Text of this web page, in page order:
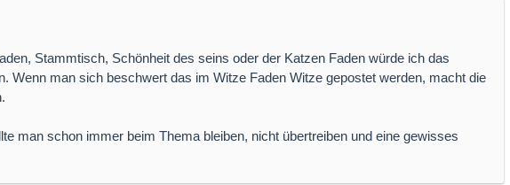
Stammtisch, Schönheit des seins oder der Katzen Faden würde ich das
Wenn man sich beschwert das im Witze Faden Witze gepostet werden, macht die
man schon immer beim Thema bleiben, nicht übertreiben und eine gewisses